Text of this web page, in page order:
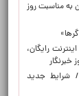
به مناسبت روز
وجه نقد و ۲۰۰ گیگ اینترنت رایگان،
خبرنگار
/ شرایط جدید